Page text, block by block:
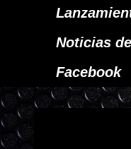
Noticias
Facebook